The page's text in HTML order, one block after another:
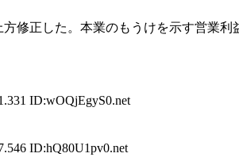
修正した。本業のもうけを示す営業
ID:wOQjEgyS0.net
ID:hQ80U1pv0.net